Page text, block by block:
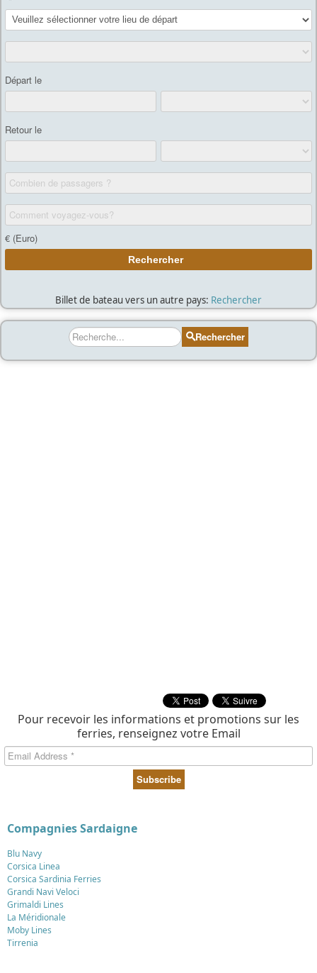
Billet de bateau vers un autre pays: Rechercher
Rechercher Rechercher
Pour recevoir les informations et promotions sur les
ferries, renseignez votre Email
Compagnies Sardaigne
Blu Navy
Corsica Linea
Corsica Sardinia Ferries
Grandi Navi Veloci
Grimaldi Lines
La Méridionale
Moby Lines
Tirrenia